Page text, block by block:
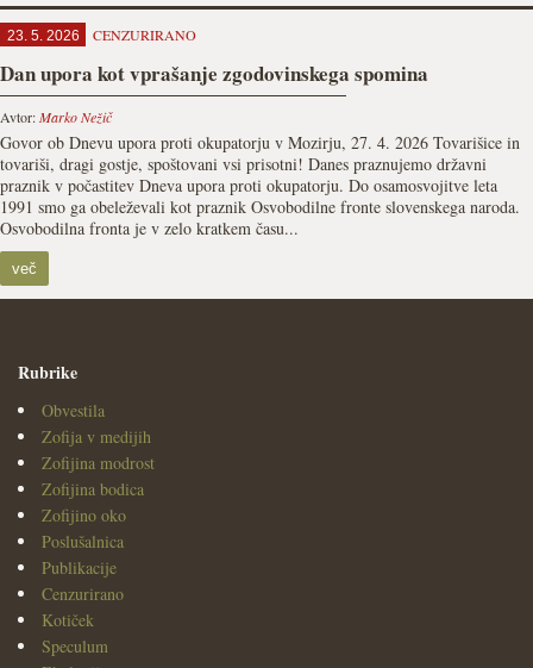
23. 5. 2026 CENZURIRANO
Dan upora kot vprašanje zgodovinskega spomina
Avtor:Marko Nežič
Govor ob Dnevu upora proti okupatorju v Mozirju, 27. 4. 2026 Tovarišice in
tovariši, dragi gostje, spoštovani vsi prisotni! Danes praznujemo državni
praznik v počastitev Dneva upora proti okupatorju. Do osamosvojitve leta
1991 smo ga obeleževali kot praznik Osvobodilne fronte slovenskega naroda.
Osvobodilna fronta je v zelo kratkem času...
več
Rubrike
Obvestila
Zofija v medijih
Zofijina modrost
Zofijina bodica
Zofijino oko
Poslušalnica
Publikacije
Cenzurirano
Kotiček
Speculum